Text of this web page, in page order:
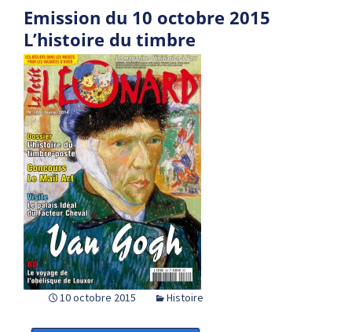
Emission du 10 octobre 2015
L’histoire du timbre
10 octobre 2015 Histoire